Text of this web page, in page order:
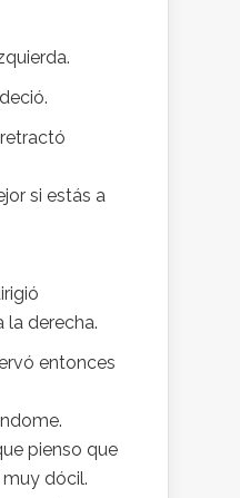
si estás a
la derecha.
entonces
pienso que
dócil.